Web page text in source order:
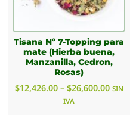
Tisana Nº 7-Topping para
mate (Hierba buena,
Manzanilla, Cedron,
Rosas)
$12,426.00 – $26,600.00 SIN
IVA